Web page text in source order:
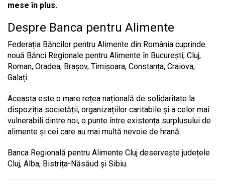
mese în plus.
Despre Banca pentru Alimente
Federația Băncilor pentru Alimente din România cuprinde
nouă Bănci Regionale pentru Alimente în București, Cluj,
Roman, Oradea, Brașov, Timișoara, Constanța, Craiova,
Galați.
Aceasta este o mare rețea națională de solidaritate la
dispoziția societății, organizațiilor caritabile și a celor mai
vulnerabili dintre noi, o punte între existența surplusului de
alimente și cei care au mai multă nevoie de hrană.
Banca Regională pentru Alimente Cluj deservește județele
Cluj, Alba, Bistrița-Năsăud și Sibiu.